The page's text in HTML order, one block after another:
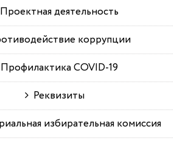
деятельность
коррупции
COVID-19
Реквизиты
избирательная комиссия